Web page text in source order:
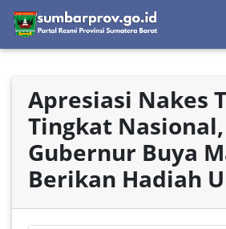
Apresiasi Nakes
Tingkat Nasional,
Gubernur Buya
Berikan Hadiah